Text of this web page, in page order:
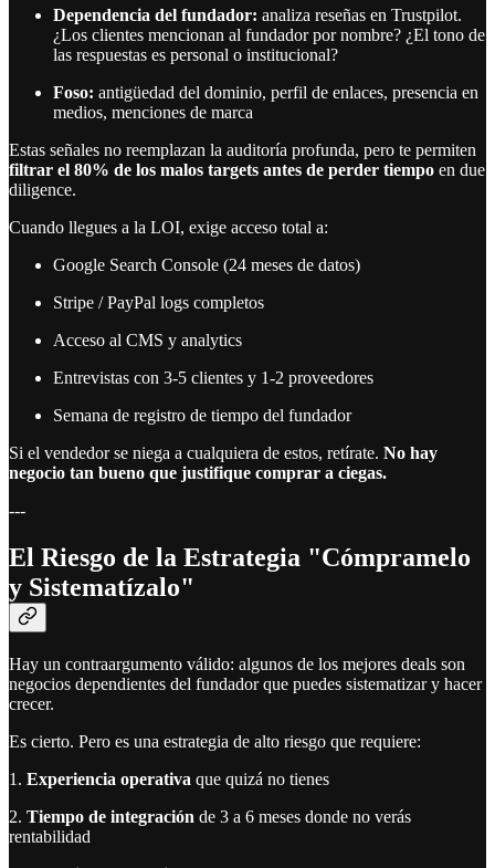
Dependencia del fundador: analiza reseñas en Trustpilot.
¿Los clientes mencionan al fundador por nombre? ¿El tono de
las respuestas es personal o institucional?
Foso: antigüedad del dominio, perfil de enlaces, presencia en
medios, menciones de marca
Estas señales no reemplazan la auditoría profunda, pero te permiten
filtrar el 80% de los malos targets antes de perder tiempo en due
diligence.
Cuando llegues a la LOI, exige acceso total a:
Google Search Console (24 meses de datos)
Stripe / PayPal logs completos
Acceso al CMS y analytics
Entrevistas con 3-5 clientes y 1-2 proveedores
Semana de registro de tiempo del fundador
Si el vendedor se niega a cualquiera de estos, retírate. No hay
negocio tan bueno que justifique comprar a ciegas.
---
El Riesgo de la Estrategia "Cómpramelo
y Sistematízalo"
Hay un contraargumento válido: algunos de los mejores deals son
negocios dependientes del fundador que puedes sistematizar y hacer
crecer.
Es cierto. Pero es una estrategia de alto riesgo que requiere:
1. Experiencia operativa que quizá no tienes
2. Tiempo de integración de 3 a 6 meses donde no verás
rentabilidad